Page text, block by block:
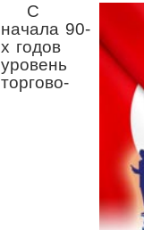
С
начала 90-
х годов
уровень
торгово-